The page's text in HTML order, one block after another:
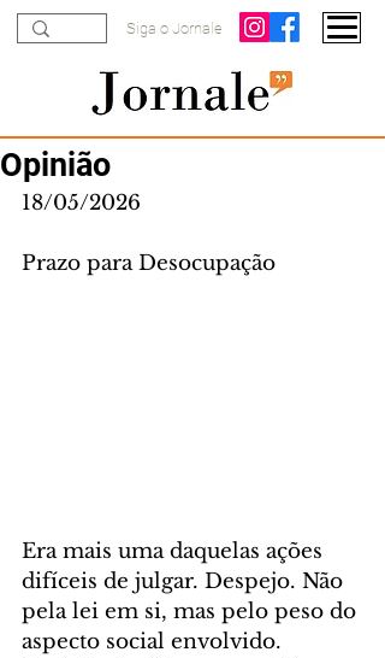
Siga o Jornale
Opinião
18/05/2026
Prazo para Desocupação
Era mais uma daquelas ações
difíceis de julgar. Despejo. Não
pela lei em si, mas pelo peso do
aspecto social envolvido.